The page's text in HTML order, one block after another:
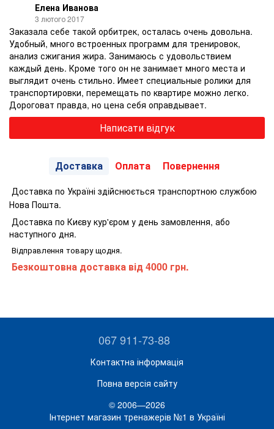
Елена Иванова
3 лютого 2017
Заказала себе такой орбитрек, осталась очень довольна.
Удобный, много встроенных программ для тренировок,
анализ сжигания жира. Занимаюсь с удовольствием
каждый день. Кроме того он не занимает много места и
выглядит очень стильно. Имеет специальные ролики для
транспортировки, перемещать по квартире можно легко.
Дороговат правда, но цена себя оправдывает.
Написати відгук
Доставка Оплата Повернення
Доставка по Україні здійснюється транспортною службою
Нова Пошта.
Доставка по Києву кур'єром у день замовлення, або
наступного дня.
Відправлення товару щодня.
Безкоштовна доставка від 4000 грн.
067 911-73-88
Контактна інформація
Повна версія сайту
© 2006—2026
Інтернет магазин тренажерів №1 в Україні